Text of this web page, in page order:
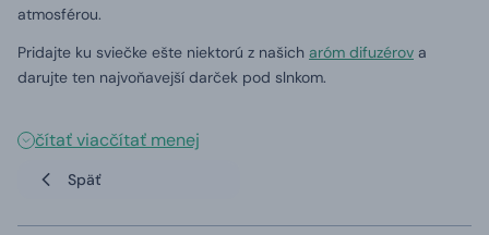
atmosférou.
Pridajte ku sviečke ešte niektorú z našich aróm difuzérov a
darujte ten najvoňavejší darček pod slnkom.
čítať viacčítať menej
Späť